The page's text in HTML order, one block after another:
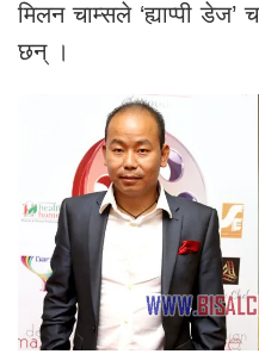
मिलन चाम्सले ‘ह्याप्पी डेज’
छन् ।